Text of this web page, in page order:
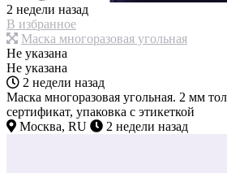
2 недели назад
В избранное
Маска многоразовая угольная
Не указана
Не указана
2 недели назад
Маска многоразовая угольная. 2 мм
сертификат, упаковка с этикеткой
Москва, RU
2 недели назад